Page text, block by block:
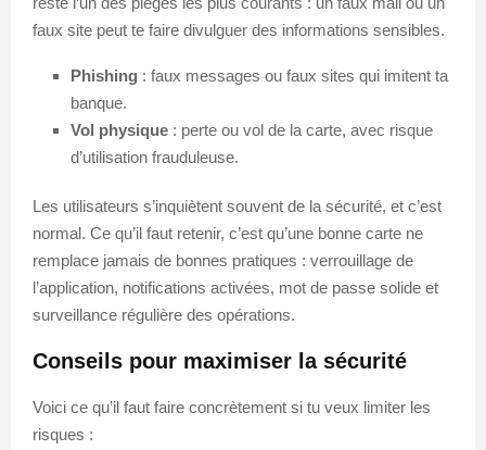
faux site peut te faire divulguer des informations sensibles.
Phishing : faux messages ou faux sites qui imitent ta
banque.
Vol physique : perte ou vol de la carte, avec risque
d’utilisation frauduleuse.
Les utilisateurs s’inquiètent souvent de la sécurité, et c’est
normal. Ce qu’il faut retenir, c’est qu’une bonne carte ne
remplace jamais de bonnes pratiques : verrouillage de
l’application, notifications activées, mot de passe solide et
surveillance régulière des opérations.
Conseils pour maximiser la sécurité
Voici ce qu’il faut faire concrètement si tu veux limiter les
risques :